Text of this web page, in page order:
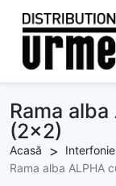
Rama
(2x2)
Acasă Interfonie
Rama alba ALPHA